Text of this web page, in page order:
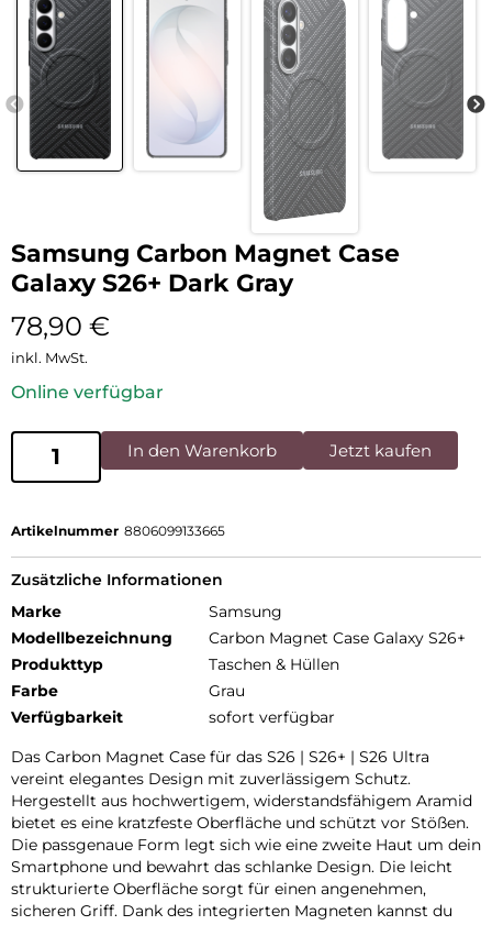
Samsung Carbon Magnet Case
Galaxy S26+ Dark Gray
78,90 €
inkl. MwSt.
Online verfügbar
In den Warenkorb Jetzt kaufen
Artikelnummer 8806099133665
Zusätzliche Informationen
Marke
Samsung
Modellbezeichnung
Carbon Magnet Case Galaxy S26+
Produkttyp
Taschen & Hüllen
Farbe
Grau
Verfügbarkeit
sofort verfügbar
Das Carbon Magnet Case für das S26 | S26+ | S26 Ultra
vereint elegantes Design mit zuverlässigem Schutz.
Hergestellt aus hochwertigem, widerstandsfähigem Aramid
bietet es eine kratzfeste Oberfläche und schützt vor Stößen.
Die passgenaue Form legt sich wie eine zweite Haut um dein
Smartphone und bewahrt das schlanke Design. Die leicht
strukturierte Oberfläche sorgt für einen angenehmen,
sicheren Griff. Dank des integrierten Magneten kannst du